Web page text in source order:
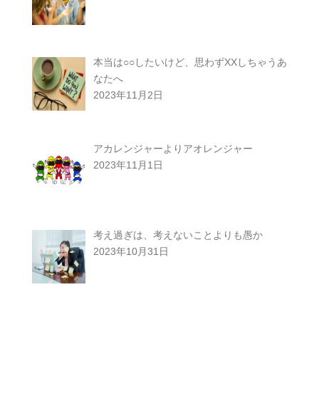
本当は○○したいけど、思わずXXしちゃうあ
なたへ
2023年11月2日
アカレンジャーよりアオレンジャー
2023年11月1日
考え過ぎは、考えないことよりも愚か
2023年10月31日